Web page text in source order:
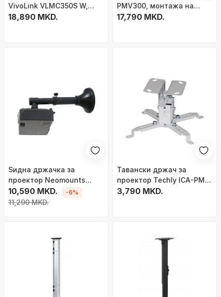
VivoLink VLMC350S W,
монтажа на таван, 35 kg,
18,890 MKD.
PMV300, монтажа на
таван, 1000-1700 mm, бел
17,790 MKD.
Ѕидна држачка за
проектор Neomounts
BEAMER W050, 37-47 cm,
целосно ротационо
10,590 MKD.
11,290 MKD.
-6%
Тавански држач за
проектор Techly ICA-PM
2S, продолжлив 130mm,
3,790 MKD.